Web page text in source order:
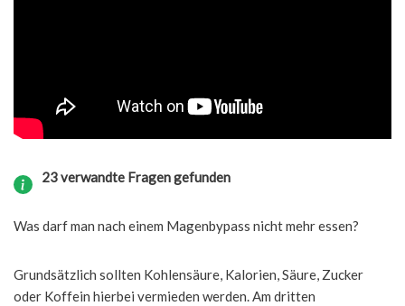
23 verwandte Fragen gefunden
Was darf man nach einem Magenbypass nicht mehr essen?
Grundsätzlich sollten Kohlensäure, Kalorien, Säure, Zucker
oder Koffein hierbei vermieden werden. Am dritten